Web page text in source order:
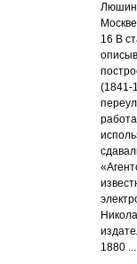
Люшин
16 В
(1841-
1880 ...